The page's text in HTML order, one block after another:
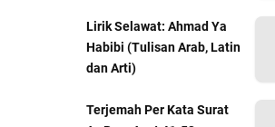
Lirik Selawat: Ahmad Ya
Habibi (Tulisan Arab, Latin
dan Arti)
Terjemah Per Kata Surat